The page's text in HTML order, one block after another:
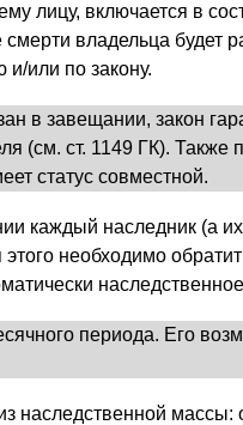
лицу, включается в
владельца будет
или по закону.
в завещании, закон
(см. ст. 1149 ГК).
статус совместной.
каждый наследник (а
необходимо
периода. Его
наследственной массы: